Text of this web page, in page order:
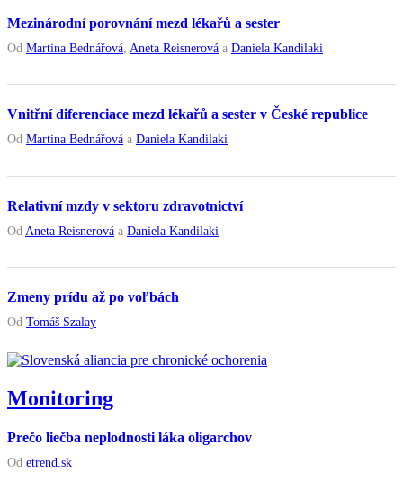
Mezinárodní porovnání mezd lékařů a sester
Od Martina Bednářová Aneta Reisnerová a Daniela Kandilaki
Vnitřní diferenciace mezd lékařů a sester v České republice
Od Martina Bednářová a Daniela Kandilaki
Relativní mzdy v sektoru zdravotnictví
Od Aneta Reisnerová a Daniela Kandilaki
Zmeny prídu až po voľbách
Od Tomáš Szalay
Monitoring
Prečo liečba neplodnosti láka oligarchov
Od etrend.sk